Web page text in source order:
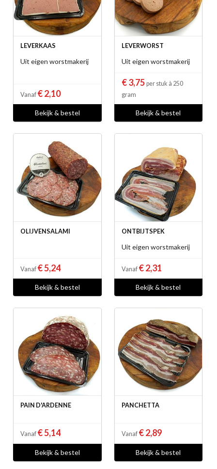
LEVERKAAS
Uit eigen worstmakerij
Vanaf € 2,10
Bekijk & bestel
LEVERWORST
Uit eigen worstmakerij
€ 3,75 per stuk à 250
gram
Bekijk & bestel
OLIJVENSALAMI
Vanaf € 5,24
Bekijk & bestel
ONTBIJTSPEK
Uit eigen worstmakerij
Vanaf € 2,31
Bekijk & bestel
PAIN D'ARDENNE
Vanaf € 5,14
Bekijk & bestel
PANCHETTA
Vanaf € 2,89
Bekijk & bestel